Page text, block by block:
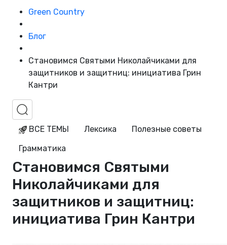
Green Country
Блог
Становимся Святыми Николайчиками для
защитников и защитниц: инициатива Грин
Кантри
ВСЕ ТЕМЫ Лексика
Полезные советы
Грамматика
Становимся Святыми
Николайчиками для
защитников и защитниц:
инициатива Грин Кантри